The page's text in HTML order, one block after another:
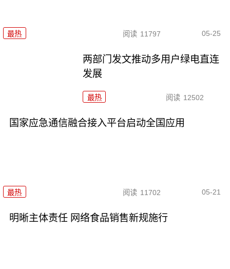
最热 阅读 11797 05-25
两部门发文推动多用户绿电直连
发展
最热 阅读 12502
国家应急通信融合接入平台启动全国应用
最热 阅读 11702 05-21
明晰主体责任 网络食品销售新规施行